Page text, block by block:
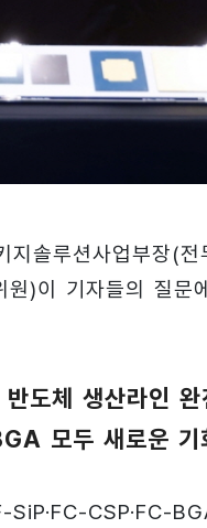
솔루션사업부장(
원)이 기자들의 질문
도체 생산라인 완
모두 새로운 기
CSP·FC-